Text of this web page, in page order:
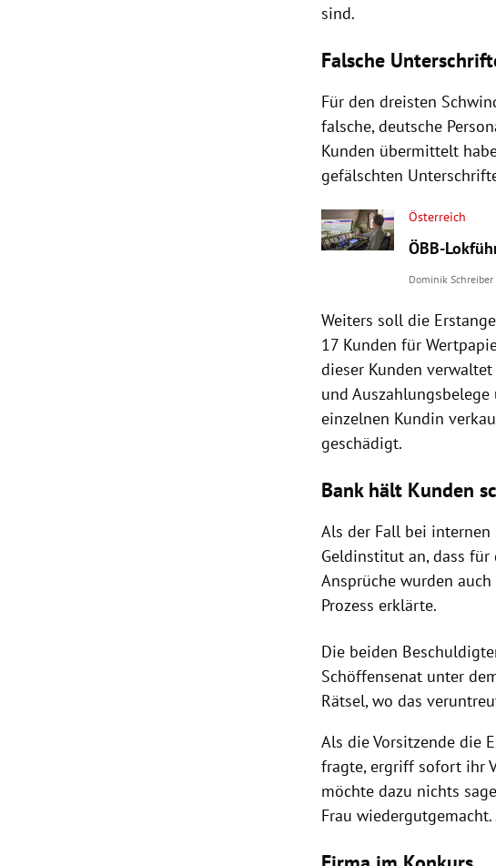
sind.
Falsche
Für den dreisten
falsche, deutsche
Kunden übermittelt
gefälschten
Österreich
ÖBB-
Dominik Schreiber
Weiters soll die
17 Kunden für
dieser Kunden
und
einzelnen Kundin
geschädigt.
Bank hält Kunden
Als der Fall bei
Geldinstitut an, dass
Ansprüche wurden
Prozess erklärte.
Die beiden
Schöffensenat unter
Rätsel, wo das
Als die Vorsitzende die
fragte, ergriff sofort ihr
möchte dazu nichts
Frau